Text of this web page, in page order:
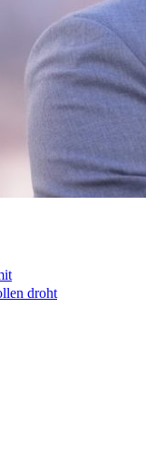
droht